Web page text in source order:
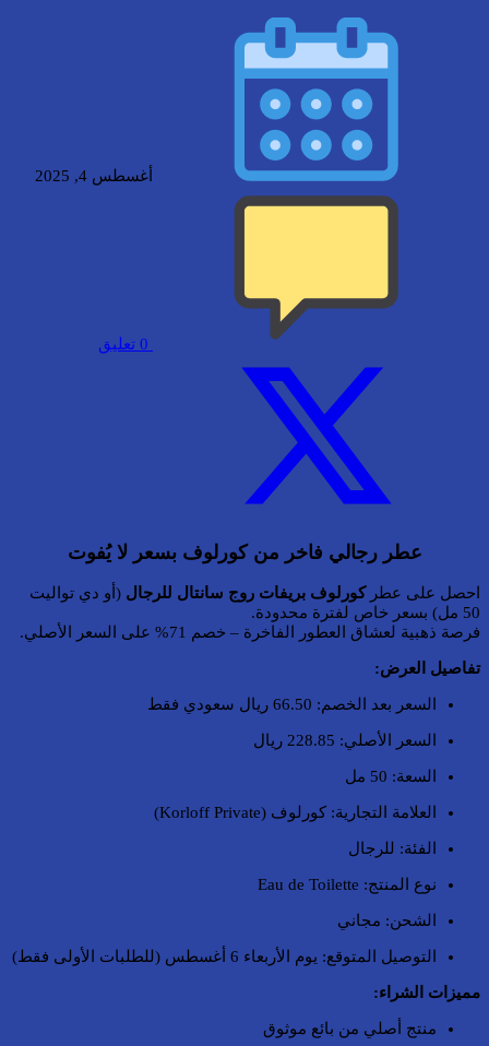
أغسطس 4, 2025
0 تعليق
عطر رجالي فاخر من كورلوف بسعر لا يُفوت
احصل على عطركورلوف بريفات روج سانتال للرجال (أو دي تواليت
50 مل) بسعر خاص لفترة محدودة.
فرصة ذهبية لعشاق العطور الفاخرة – خصم 71% على السعر الأصلي.
تفاصيل العرض:
السعر بعد الخصم: 66.50 ريال سعودي فقط
السعر الأصلي: 228.85 ريال
السعة: 50 مل
العلامة التجارية: كورلوف (Korloff Private)
الفئة: للرجال
نوع المنتج: Eau de Toilette
الشحن: مجاني
التوصيل المتوقع: يوم الأربعاء 6 أغسطس (للطلبات الأولى فقط)
مميزات الشراء:
منتج أصلي من بائع موثوق